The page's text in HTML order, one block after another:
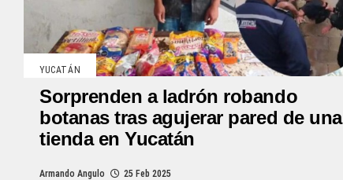
YUCATÁN
Sorprenden a ladrón robando
botanas tras agujerar pared de una
tienda en Yucatán
Armando Angulo 25 Feb 2025